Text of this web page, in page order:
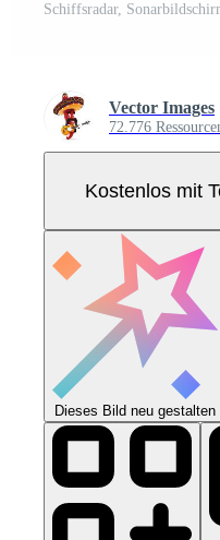
Vector Images
72.776
Kostenlos mit
Dieses Bild neu gestalten